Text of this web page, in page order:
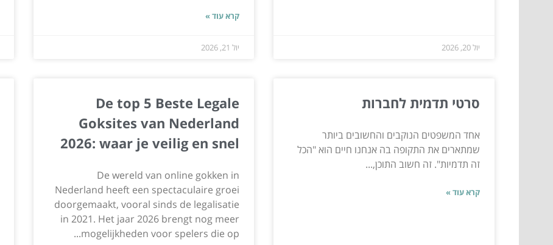
יול 20, 2026
קרא עוד »
יול 21, 2026
סרטי תדמית לחברות
אחד המשפטים הנוקבים והחשובים ביותר
שמתארים את התקופה בה אנחנו חיים הוא "הכל
זה תדמיות". זה חשוב התוכן,...
קרא עוד »
De top 5 Beste Legale
Goksites van Nederland
2026: waar je veilig en snel
De wereld van online gokken in
Nederland heeft een spectaculaire groei
doorgemaakt, vooral sinds de legalisatie
in 2021. Het jaar 2026 brengt nog meer
mogelijkheden voor spelers die op...